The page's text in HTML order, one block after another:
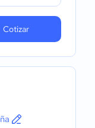
Cotizar